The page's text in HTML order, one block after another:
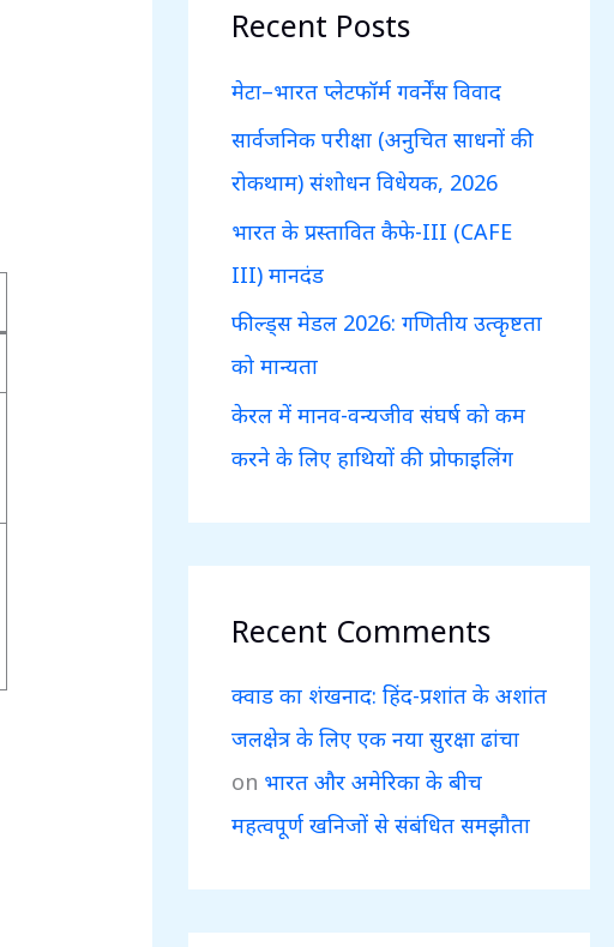
h
f
o
r
Recent Posts
मेटा–भारत प्लेटफॉर्म गवर्नेंस विवाद
सार्वजनिक परीक्षा (अनुचित साधनों की
रोकथाम) संशोधन विधेयक, 2026
भारत के प्रस्तावित कैफे-III (CAFE
III) मानदंड
फील्ड्स मेडल 2026: गणितीय उत्कृष्टता
को मान्यता
केरल में मानव-वन्यजीव संघर्ष को कम
करने के लिए हाथियों की प्रोफाइलिंग
Recent Comments
क्वाड का शंखनाद: हिंद-प्रशांत के अशांत
जलक्षेत्र के लिए एक नया सुरक्षा ढांचा
on भारत और अमेरिका के बीच
महत्वपूर्ण खनिजों से संबंधित समझौता